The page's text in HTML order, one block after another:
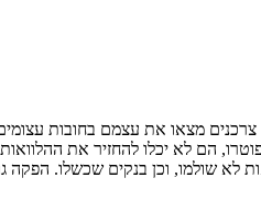
צרכנים מצאו את עצמם בחובות
הם לא יכלו להחזיר את
לא שולמו, וכן בנקים שכשלו. הפקה